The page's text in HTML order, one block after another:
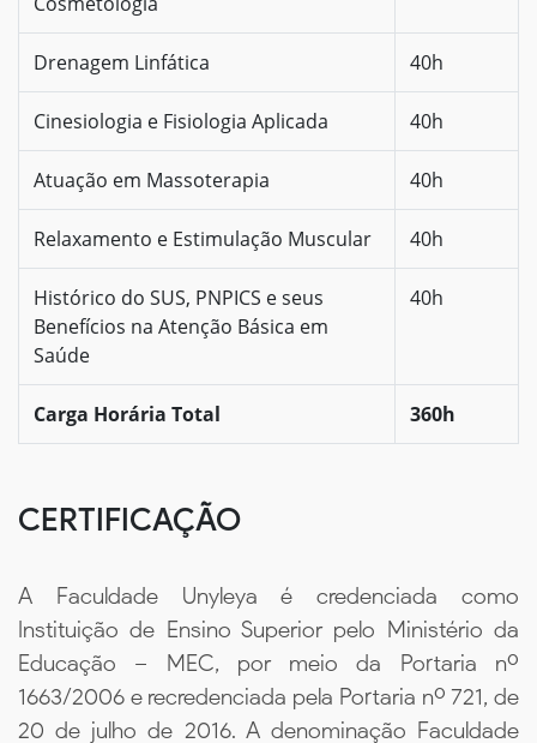
Drenagem Linfática 40h
Cinesiologia e Fisiologia Aplicada 40h
Atuação em Massoterapia 40h
Relaxamento e Estimulação Muscular 40h
Histórico do SUS, PNPICS e seus
Benefícios na Atenção Básica em
Saúde
40h
Carga Horária Total 360h
CERTIFICAÇÃO
A Faculdade Unyleya é credenciada como
Instituição de Ensino Superior pelo Ministério da
Educação – MEC, por meio da Portaria nº
1663/2006 e recredenciada pela Portaria nº 721, de
20 de julho de 2016. A denominação Faculdade